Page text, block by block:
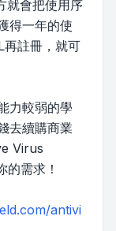
就會把使用序
得一年的使
註冊，就可
力較弱的學
去續購商業
Virus
需求！
antivi